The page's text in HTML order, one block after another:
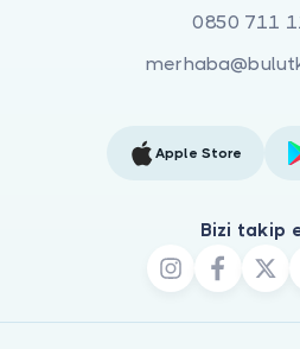
0850 711
Apple Store
Bizi takip